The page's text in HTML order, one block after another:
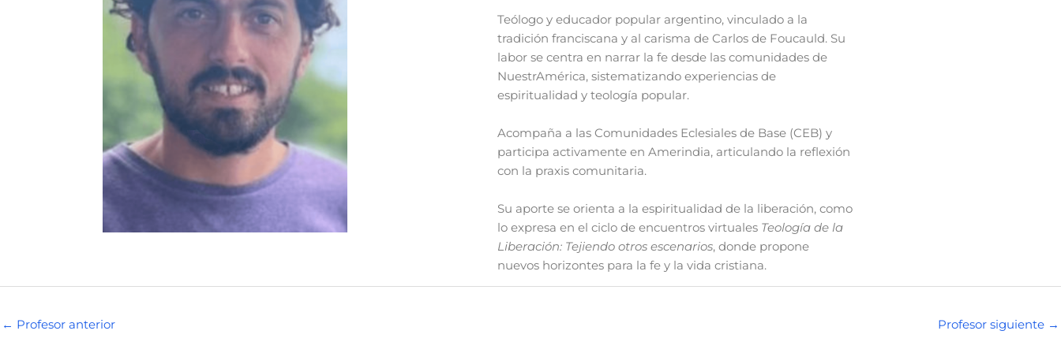
Teólogo y educador popular argentino, vinculado a la
tradición franciscana y al carisma de Carlos de Foucauld. Su
labor se centra en narrar la fe desde las comunidades de
NuestrAmérica, sistematizando experiencias de
espiritualidad y teología popular.
Acompaña a las Comunidades Eclesiales de Base (CEB) y
participa activamente en Amerindia, articulando la reflexión
con la praxis comunitaria.
Su aporte se orienta a la espiritualidad de la liberación, como
lo expresa en el ciclo de encuentros virtuales Teología de la
Liberación: Tejiendo otros escenarios, donde propone
nuevos horizontes para la fe y la vida cristiana.
← Profesor anterior Profesor siguiente →